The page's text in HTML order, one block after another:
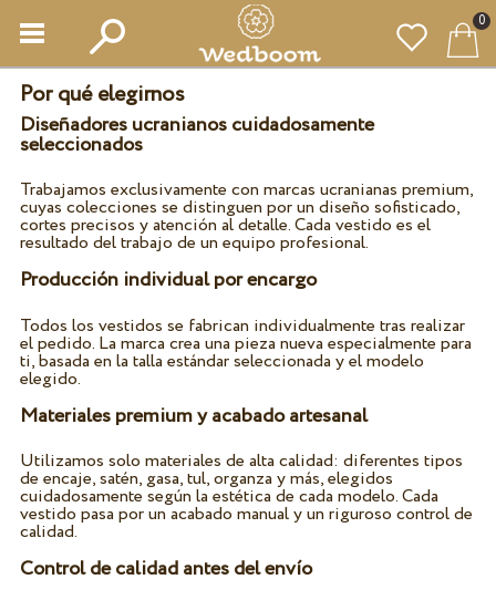
0
Por qué elegirnos
Diseñadores ucranianos cuidadosamente
seleccionados
Trabajamos exclusivamente con marcas ucranianas premium,
cuyas colecciones se distinguen por un diseño sofisticado,
cortes precisos y atención al detalle. Cada vestido es el
resultado del trabajo de un equipo profesional.
Producción individual por encargo
Todos los vestidos se fabrican individualmente tras realizar
el pedido. La marca crea una pieza nueva especialmente para
ti, basada en la talla estándar seleccionada y el modelo
elegido.
Materiales premium y acabado artesanal
Utilizamos solo materiales de alta calidad: diferentes tipos
de encaje, satén, gasa, tul, organza y más, elegidos
cuidadosamente según la estética de cada modelo. Cada
vestido pasa por un acabado manual y un riguroso control de
calidad.
Control de calidad antes del envío